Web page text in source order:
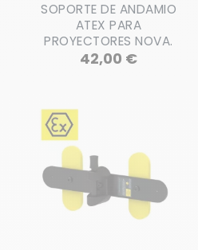
SOPORTE DE ANDAMIO
ATEX PARA
PROYECTORES NOVA.
42,00 €Precio